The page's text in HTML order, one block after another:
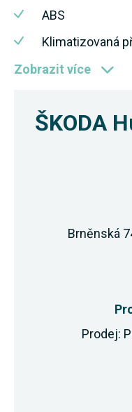
ABS
Klimatizovaná
Zobrazit více
ŠKODA
Brněnská
Prodej: